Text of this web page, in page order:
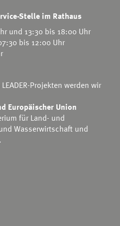
Stelle im Rathaus
und 13:30 bis 18:00 Uhr
bis 12:00 Uhr
Projekten werden wir
Europäischer Union
für Land- und
Wasserwirtschaft und